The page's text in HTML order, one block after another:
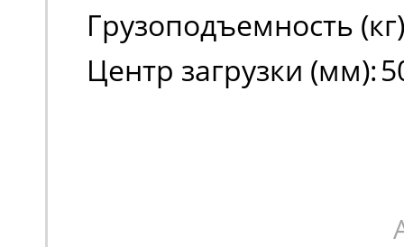
Грузоподъемность
Центр загрузки (мм):